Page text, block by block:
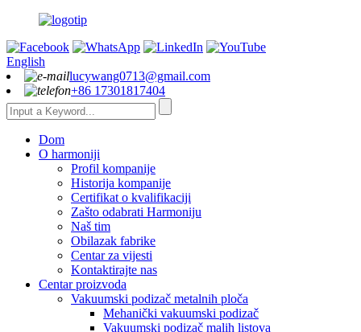
English
lucywang0713@gmail.com
+86 17301817404
Dom
O harmoniji
Profil kompanije
Historija kompanije
Certifikat o kvalifikaciji
Zašto odabrati Harmoniju
Naš tim
Obilazak fabrike
Centar za vijesti
Kontaktirajte nas
Centar proizvoda
Vakuumski podizač metalnih ploča
Mehanički vakuumski podizač
Vakuumski podizač malih listova